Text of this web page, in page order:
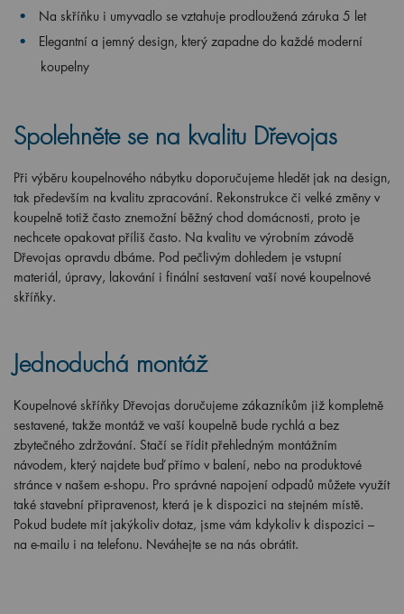
Na skříňku i umyvadlo se vztahuje prodloužená záruka 5 let
Elegantní a jemný design, který zapadne do každé moderní
koupelny
Spolehněte se na kvalitu Dřevojas
Při výběru koupelnového nábytku doporučujeme hledět jak na design,
tak především na kvalitu zpracování. Rekonstrukce či velké změny v
koupelně totiž často znemožní běžný chod domácnosti, proto je
nechcete opakovat příliš často. Na kvalitu ve výrobním závodě
Dřevojas opravdu dbáme. Pod pečlivým dohledem je vstupní
materiál, úpravy, lakování i finální sestavení vaší nové koupelnové
skříňky.
Jednoduchá montáž
Koupelnové skříňky Dřevojas doručujeme zákazníkům již kompletně
sestavené, takže montáž ve vaší koupelně bude rychlá a bez
zbytečného zdržování. Stačí se řídit přehledným montážním
návodem, který najdete buď přímo v balení, nebo na produktové
stránce v našem e-shopu. Pro správné napojení odpadů můžete využít
také stavební připravenost, která je k dispozici na stejném místě.
Pokud budete mít jakýkoliv dotaz, jsme vám kdykoliv k dispozici –
na e-mailu i na telefonu. Neváhejte se na nás obrátit.